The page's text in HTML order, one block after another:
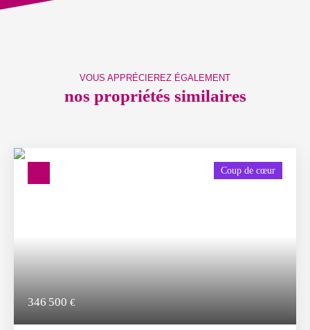
VOUS APPRÉCIEREZ ÉGALEMENT
nos propriétés similaires
346 500 €
Coup de cœur